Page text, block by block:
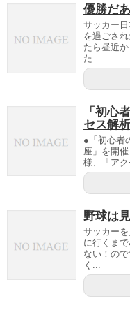
優勝だ
サッカー
を過ごさ
たら昼近
た...
「初心
セス解
●「初心者
座」を開
様、「ア
野球は
サッカー
に行くま
ない！の
く...